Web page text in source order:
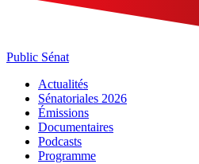
Public Sénat
Actualités
Sénatoriales 2026
Émissions
Documentaires
Podcasts
Programme